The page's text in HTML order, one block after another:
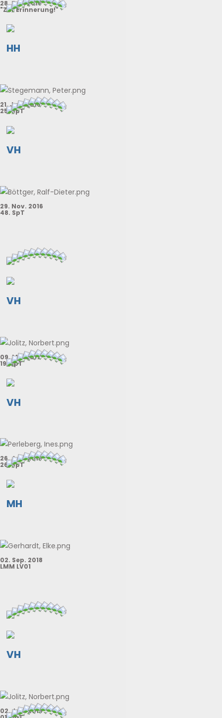
28. Feb. 2016
"Zur Erinnerung!"
HH
21. Jun. 2016
25. SpT
VH
29. Nov. 2016
48. SpT
VH
09. Mai 2017
19. SpT
VH
26. Jun. 2018
26. SpT
MH
02. Sep. 2018
LMM LV01
VH
02. Jan. 2019